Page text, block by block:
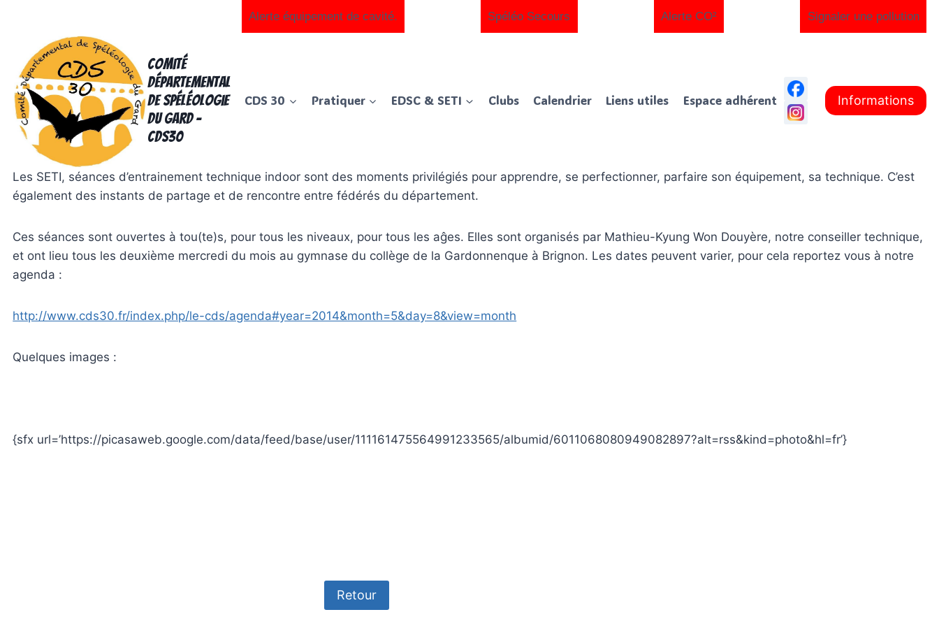
contenu
Alerte équipement de cavité. Spéléo Secours Alerte CO² Signaler une pollution
Comité
Départemental
de Spéléologie
du Gard -
CDS30
CDS 30 Pratiquer EDSC & SETI Clubs Calendrier Liens utiles Espace adhérent Informations
Les SETI, séances d’entrainement technique indoor sont des moments privilégiés pour apprendre, se perfectionner, parfaire son équipement, sa technique. C’est
également des instants de partage et de rencontre entre fédérés du département.
Ces séances sont ouvertes à tou(te)s, pour tous les niveaux, pour tous les aĝes. Elles sont organisés par Mathieu-Kyung Won Douyère, notre conseiller technique,
et ont lieu tous les deuxième mercredi du mois au gymnase du collège de la Gardonnenque à Brignon. Les dates peuvent varier, pour cela reportez vous à notre
agenda :
http://www.cds30.fr/index.php/le-cds/agenda#year=2014&month=5&day=8&view=month
Quelques images :
{sfx url=’https://picasaweb.google.com/data/feed/base/user/111161475564991233565/albumid/6011068080949082897?alt=rss&kind=photo&hl=fr’}
Retour